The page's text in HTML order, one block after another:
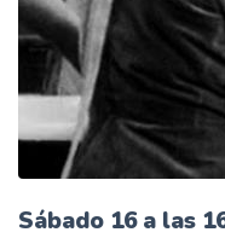
Sábado 16 a las